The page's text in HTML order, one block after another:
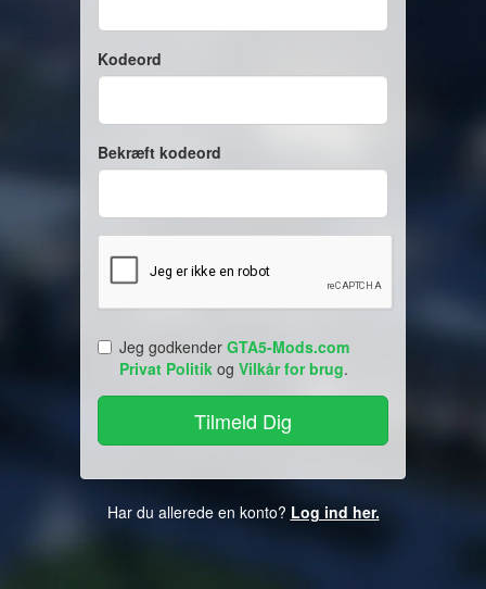
Kodeord
Bekræft kodeord
Jeg godkender GTA5-Mods.com
Privat Politik og Vilkår for brug.
Har du allerede en konto? Log ind her.